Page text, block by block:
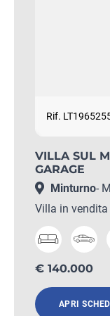
Rif.
VILLA SUL
GARAGE
Minturno-
Villa in vendita
€ 140.000
APRI